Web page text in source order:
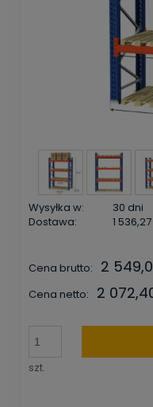
Wysyłka w:
30 dni
Dostawa:
1 536,27
Cena nie zawiera
Cena brutto: 2
Cena netto: 2
szt.